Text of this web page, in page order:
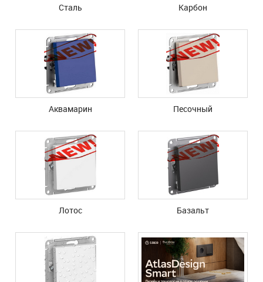
Сталь Карбон
Аквамарин Песочный
Лотос Базальт